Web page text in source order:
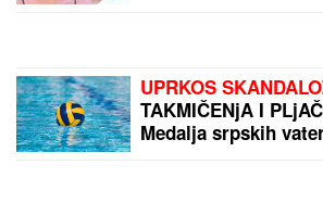
UPRKOS
TAKMIČENjA I
Medalja srpskih